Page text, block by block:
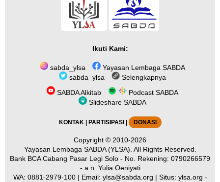
Ikuti Kami:
sabda_ylsa
Yayasan Lembaga SABDA
sabda_ylsa
Selengkapnya
SABDA Alkitab
Podcast SABDA
Slideshare SABDA
KONTAK| PARTISIPASI| DONASI
Copyright © 2010-2026
Yayasan Lembaga SABDA (YLSA). All Rights Reserved.
Bank BCA Cabang Pasar Legi Solo - No. Rekening: 0790266579
- a.n. Yulia Oeniyati
WA: 0881-2979-100| Email: ylsa@sabda.org | Situs: ylsa.org -